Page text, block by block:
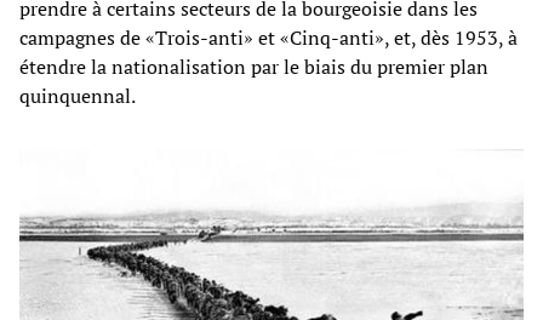
prendre à certains secteurs de la bourgeoisie dans les
campagnes de «Trois-anti» et «Cinq-anti», et, dès 1953, à
étendre la nationalisation par le biais du premier plan
quinquennal.